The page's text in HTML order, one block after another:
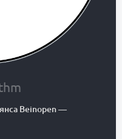
Beinopen—